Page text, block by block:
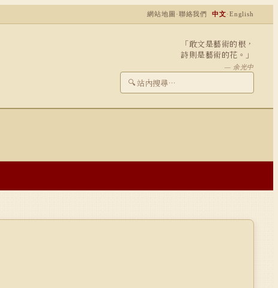
網站地圖 ·聯絡我們 中文·English
「敢文是藝術的根，
詩則是藝術的花。」
— 余光中
🔍